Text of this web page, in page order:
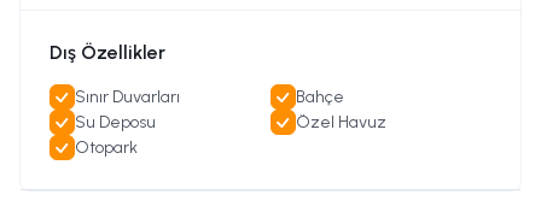
Dış Özellikler
Sınır Duvarları
Bahçe
Su Deposu
Özel Havuz
Otopark